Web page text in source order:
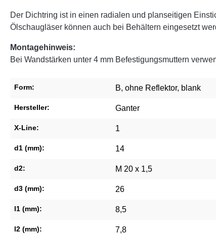
Der Dichtring ist in einen radialen und planseitigen
Ölschaugläser können auch bei Behältern eingesetzt
Montagehinweis:
Bei Wandstärken unter 4 mm Befestigungsmuttern
Form: B, ohne Reflektor, blank
Hersteller: Ganter
X-Line: 1
d1 (mm): 14
d2: M 20 x 1,5
d3 (mm): 26
l1 (mm): 8,5
l2 (mm): 7,8